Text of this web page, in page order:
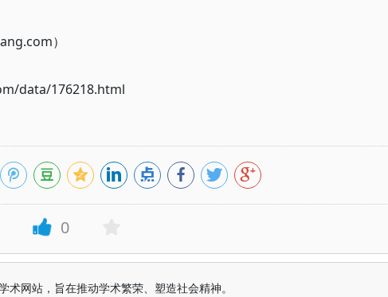
）
data/176218.html
0
网站，旨在推动学术繁荣、塑造社会精神。